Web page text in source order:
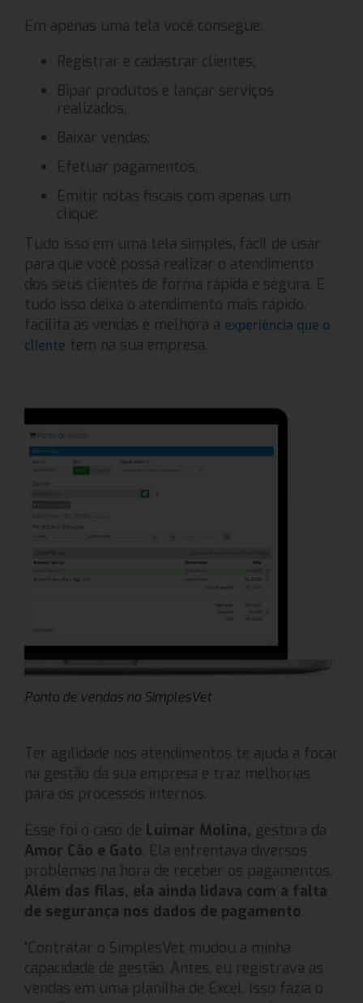
Em apenas uma tela você consegue:
Registrar e cadastrar clientes;
Bipar produtos e lançar serviços
realizados;
Baixar vendas;
Efetuar pagamentos;
Emitir notas fiscais com apenas um
clique;
Tudo isso em uma tela simples, fácil de usar
para que você possa realizar o atendimento
dos seus clientes de forma rápida e segura. E
tudo isso deixa o atendimento mais rápido,
facilita as vendas e melhora a experiência que o
cliente tem na sua empresa.
Ponto de vendas no SimplesVet
Ter agilidade nos atendimentos te ajuda a focar
na gestão da sua empresa e traz melhorias
para os processos internos.
Esse foi o caso de Luimar Molina, gestora da
Amor Cão e Gato. Ela enfrentava diversos
problemas na hora de receber os pagamentos.
Além das filas, ela ainda lidava com a falta
de segurança nos dados de pagamento.
“Contratar o SimplesVet mudou a minha
capacidade de gestão. Antes, eu registrava as
vendas em uma planilha de Excel. Isso fazia o